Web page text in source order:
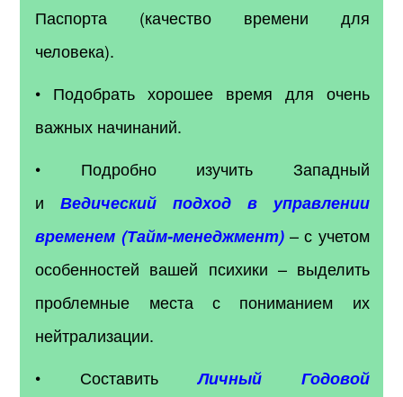
Паспорта (качество времени для
человека).
• Подобрать хорошее время для очень
важных начинаний.
• Подробно изучить Западный
иВедический подход в управлении
временем (Тайм-менеджмент)– с учетом
особенностей вашей психики – выделить
проблемные места с пониманием их
нейтрализации.
• СоставитьЛичный Годовой